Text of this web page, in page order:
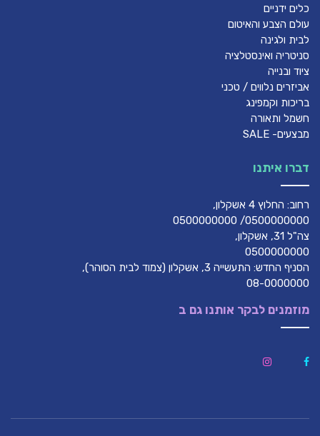
כלים ידניים
עולם הצבע והאיטום
לבית ולגינה
סניטריה ואינסטלציה
ציוד ובנייה
אביזרים נלווים / טכני
בריכות וקמפינג
חשמל ותאורה
מבצעים- SALE
דברו איתנו
רחוב: החלוץ 4 אשקלון,
0500000000/ 0500000000
צה"ל 31, אשקלון,
0500000000
הסניף החדש: התעשייה 3, אשקלון (צמוד לבית הסוהר),
08-0000000
מוזמנים לבקר אותנו גם ב